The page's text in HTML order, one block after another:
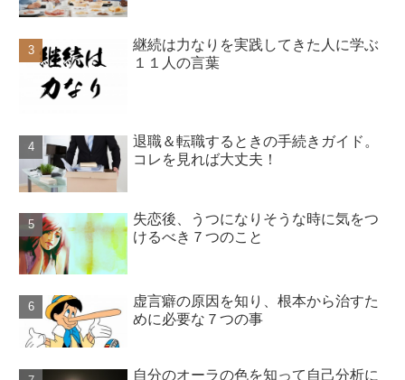
継続は力なりを実践してきた人に学ぶ
１１人の言葉
退職＆転職するときの手続きガイド。
コレを見れば大丈夫！
失恋後、うつになりそうな時に気をつ
けるべき７つのこと
虚言癖の原因を知り、根本から治すた
めに必要な７つの事
自分のオーラの色を知って自己分析に